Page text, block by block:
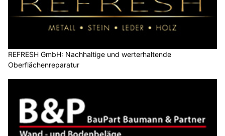
REFRESH GmbH: Nachhaltige und werterhaltende
Oberflächenreparatur